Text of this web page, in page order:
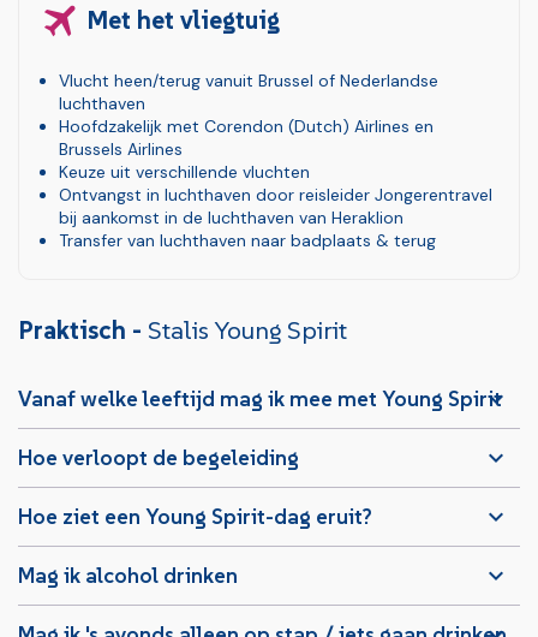
Met het vliegtuig
Vlucht heen/terug vanuit Brussel of Nederlandse
luchthaven
Hoofdzakelijk met Corendon (Dutch) Airlines en
Brussels Airlines
Keuze uit verschillende vluchten
Ontvangst in luchthaven door reisleider Jongerentravel
bij aankomst in de luchthaven van Heraklion
Transfer van luchthaven naar badplaats & terug
Praktisch - Stalis Young Spirit
Vanaf welke leeftijd mag ik mee met Young Spirit
Hoe verloopt de begeleiding
Hoe ziet een Young Spirit-dag eruit?
Mag ik alcohol drinken